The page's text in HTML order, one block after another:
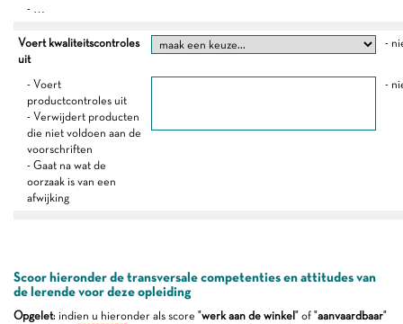
- …
Voert kwaliteitscontroles
uit
-
- Voert
productcontroles uit
- Verwijdert producten
die niet voldoen aan de
voorschriften
- Gaat na wat de
oorzaak is van een
afwijking
-
Scoor hieronder de transversale competenties en attitudes van
de lerende voor deze opleiding
Opgelet: indien u hieronder als score "werk aan de winkel " of "aanvaardbaar"